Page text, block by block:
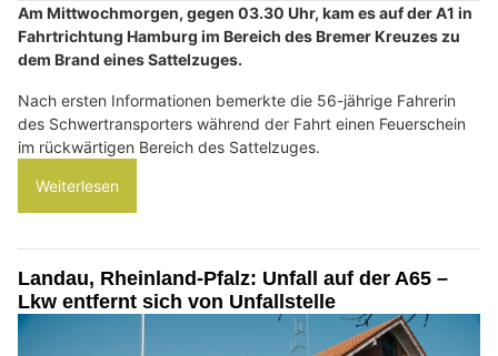
Am Mittwochmorgen, gegen 03.30 Uhr, kam es auf der A1 in
Fahrtrichtung Hamburg im Bereich des Bremer Kreuzes zu
dem Brand eines Sattelzuges.
Nach ersten Informationen bemerkte die 56-jährige Fahrerin
des Schwertransporters während der Fahrt einen Feuerschein
im rückwärtigen Bereich des Sattelzuges.
Weiterlesen
Landau, Rheinland-Pfalz: Unfall auf der A65 –
Lkw entfernt sich von Unfallstelle